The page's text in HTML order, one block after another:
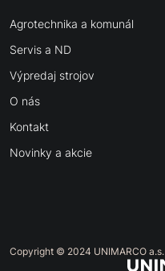
Agrotechnika a komunál
Servis a ND
Výpredaj strojov
O nás
Kontakt
Novinky a akcie
Copyright © 2024 UNIMARCO a.s.